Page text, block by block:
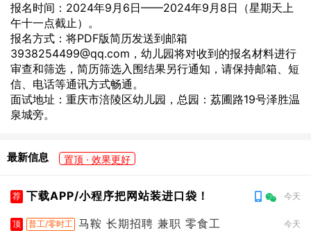
报名时间：2024年9月6日——2024年9月8日（星期天上
午十一点截止）。
报名方式：将PDF版简历发送到邮箱
3938254499@qq.com，幼儿园将对收到的报名材料进行
审查和筛选，简历筛选入围结果另行通知，请保持邮箱、短
信、电话等通讯方式畅通。
面试地址：重庆市涪陵区幼儿园，总园：荔圃路19号泽胜温
泉城旁。
最新信息 置顶 · 效果更好
荐 下载APP/小程序把网站装进口袋！ 今天
顶 普工/零时工 马鞍 长期招聘 兼职 零食工 今天